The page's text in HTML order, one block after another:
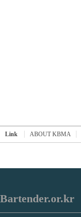
Link ABOUT KBMA
Bartender.or.kr